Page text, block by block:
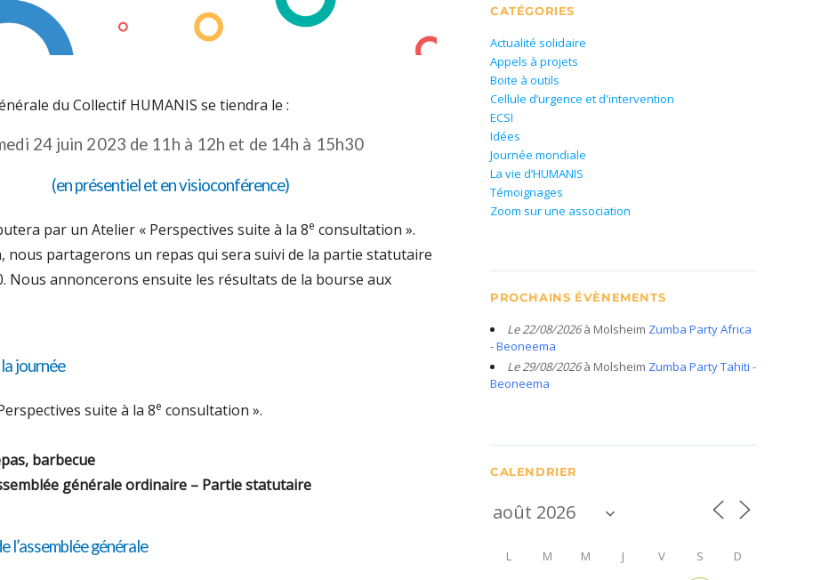
du Collectif HUMANIS se tiendra le :
24 juin 2023 de 11h à 12h et de 14h à 15h30
(en présentiel et en visioconférence)
par un Atelier « Perspectives suite à la 8e consultation ».
nous partagerons un repas qui sera suivi de la partie statutaire
Nous annoncerons ensuite les résultats de la bourse aux
journée
suite à la 8e consultation ».
barbecue
générale ordinaire – Partie statutaire
l’assemblée générale
CATÉGORIES
Actualité solidaire
Appels à projets
Boite à outils
Cellule d’urgence et d'intervention
ECSI
Idées
Journée mondiale
La vie d’HUMANIS
Témoignages
Zoom sur une association
PROCHAINS ÉVÈNEMENTS
Le 22/08/2026à Molsheim Zumba Party Africa
- Beoneema
Le 29/08/2026à Molsheim Zumba Party Tahiti -
Beoneema
CALENDRIER
L M M J V S D